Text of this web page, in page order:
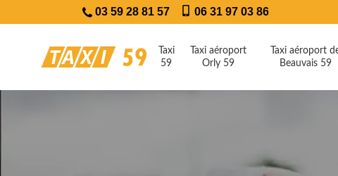
03 59 28 81 57 06 31 97 03 86
Taxi
59
Taxi aéroport
Orly 59
Taxi aéroport
Beauvais 59